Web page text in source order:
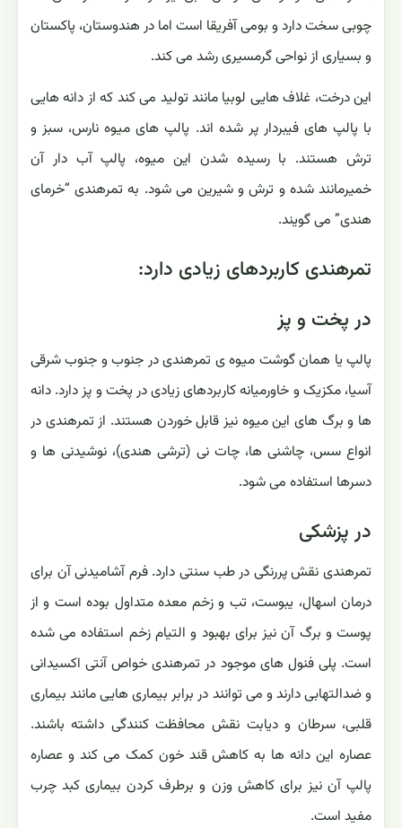
چوبی سخت دارد و بومی آفریقا است اما در هندوستان، پاکستان
و بسیاری از نواحی گرمسیری رشد می کند.
این درخت، غلاف هایی لوبیا مانند تولید می کند که از دانه هایی
با پالپ های فیبردار پر شده اند. پالپ های میوه نارس، سبز و
ترش هستند. با رسیده شدن این میوه، پالپ آب دار آن
خمیرمانند شده و ترش و شیرین می شود. به تمرهندی “خرمای
هندی” می گویند.
تمرهندی کاربردهای زیادی دارد:
در پخت و پز
پالپ یا همان گوشت میوه ی تمرهندی در جنوب و جنوب شرقی
آسیا، مکزیک و خاورمیانه کاربردهای زیادی در پخت و پز دارد. دانه
ها و برگ های این میوه نیز قابل خوردن هستند. از تمرهندی در
انواع سس، چاشنی ها، چات نی (ترشی هندی)، نوشیدنی ها و
دسرها استفاده می شود.
در پزشکی
تمرهندی نقش پررنگی در طب سنتی دارد. فرم آشامیدنی آن برای
درمان اسهال، یبوست، تب و زخم معده متداول بوده است و از
پوست و برگ آن نیز برای بهبود و التیام زخم استفاده می شده
است. پلی فنول های موجود در تمرهندی خواص آنتی اکسیدانی
و ضدالتهابی دارند و می توانند در برابر بیماری هایی مانند بیماری
قلبی، سرطان و دیابت نقش محافظت کنندگی داشته باشند.
عصاره این دانه ها به کاهش قند خون کمک می کند و عصاره
پالپ آن نیز برای کاهش وزن و برطرف کردن بیماری کبد چرب
مفید است.